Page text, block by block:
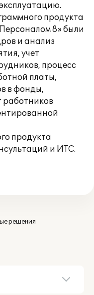
продукта
8» были
и анализ
учет
процесс
платы,
в фонды,
продукта
и ИТС.
решения